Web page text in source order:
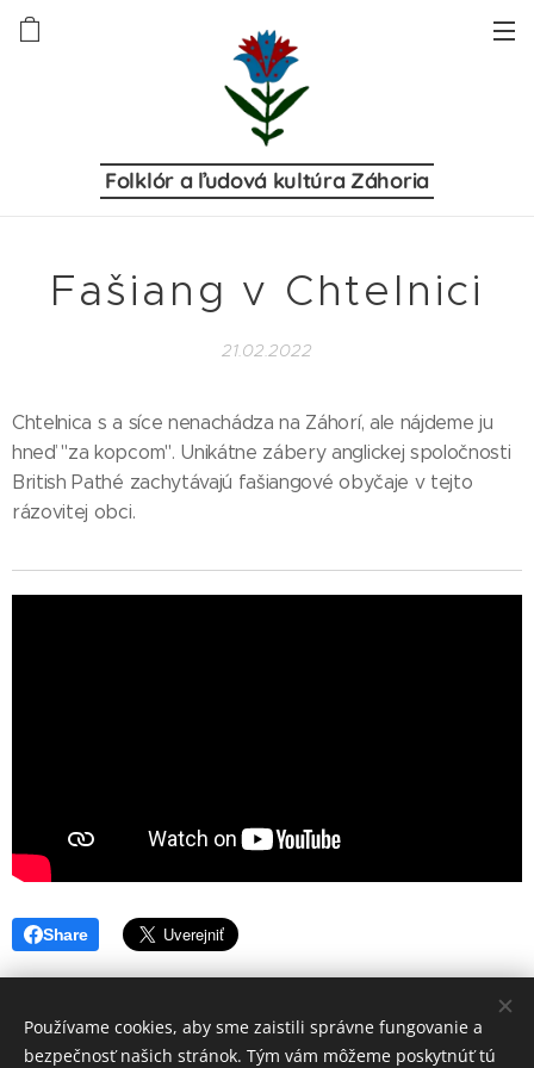
Folklór a ľudová kultúra Záhoria
Fašiang v Chtelnici
21.02.2022
Chtelnica s a síce nenachádza na Záhorí, ale nájdeme ju
hneď "za kopcom". Unikátne zábery anglickej spoločnosti
British Pathé zachytávajú fašiangové obyčaje v tejto
rázovitej obci.
Share
Používame cookies, aby sme zaistili správne fungovanie a
bezpečnosť našich stránok. Tým vám môžeme poskytnúť tú